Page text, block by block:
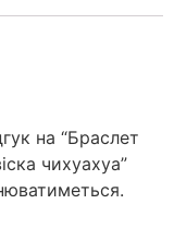
на “Браслет
чихуахуа”